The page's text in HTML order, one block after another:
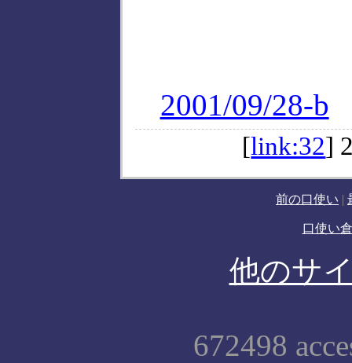
2001/09/28-b
[link:32]
前の口使い |
口使い
他のサ
672498